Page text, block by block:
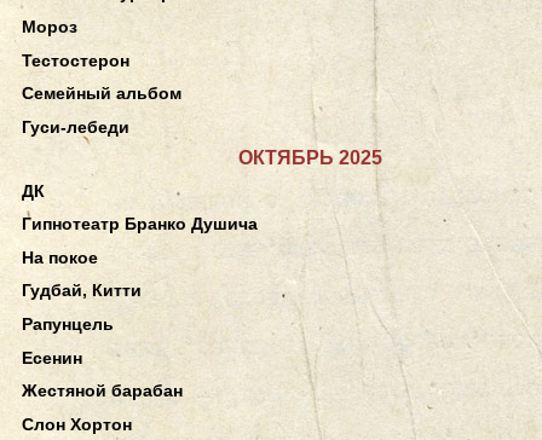
Мороз
Тестостерон
Семейный альбом
Гуси-лебеди
ОКТЯБРЬ 2025
ДК
Гипнотеатр Бранко Душича
На покое
Гудбай, Китти
Рапунцель
Есенин
Жестяной барабан
Слон Хортон